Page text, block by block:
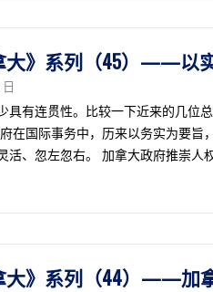
大》系列（45）——以
具有连贯性。比较一下近来的几位
在国际事务中，历来以务实为要
活、忽左忽右。 加拿大政府推崇人
大》系列（44）——加